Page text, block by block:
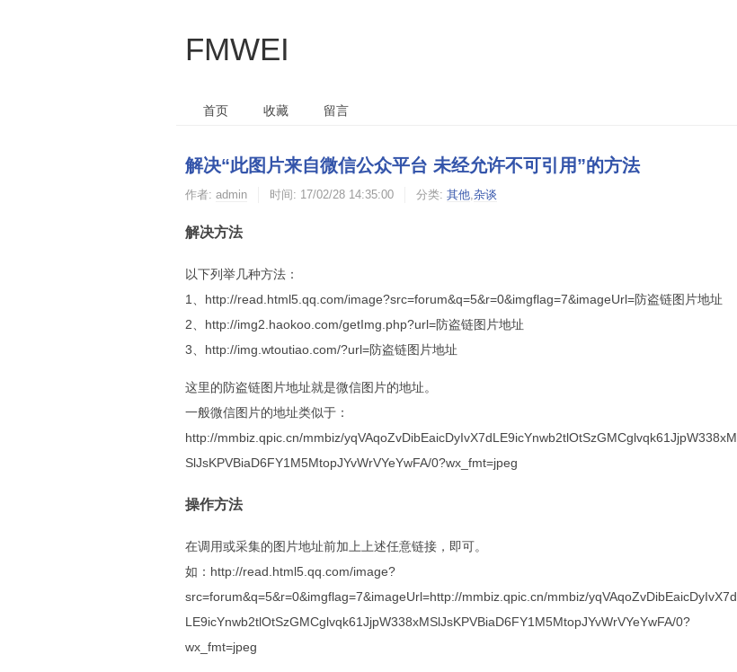
FMWEI
首页 收藏 留言
解决“此图片来自微信公众平台 未经允许不可引用”的方法
作者: admin 时间: 17/02/28 14:35:00 分类: 其他,杂谈
解决方法
以下列举几种方法：
1、http://read.html5.qq.com/image?src=forum&q=5&r=0&imgflag=7&imageUrl=防盗链图片地址
2、http://img2.haokoo.com/getImg.php?url=防盗链图片地址
3、http://img.wtoutiao.com/?url=防盗链图片地址
这里的防盗链图片地址就是微信图片的地址。
一般微信图片的地址类似于：
http://mmbiz.qpic.cn/mmbiz/yqVAqoZvDibEaicDyIvX7dLE9icYnwb2tlOtSzGMCglvqk61JjpW338xM
SlJsKPVBiaD6FY1M5MtopJYvWrVYeYwFA/0?wx_fmt=jpeg
操作方法
在调用或采集的图片地址前加上上述任意链接，即可。
如：http://read.html5.qq.com/image?
src=forum&q=5&r=0&imgflag=7&imageUrl=http://mmbiz.qpic.cn/mmbiz/yqVAqoZvDibEaicDyIvX7d
LE9icYnwb2tlOtSzGMCglvqk61JjpW338xMSlJsKPVBiaD6FY1M5MtopJYvWrVYeYwFA/0?
wx_fmt=jpeg